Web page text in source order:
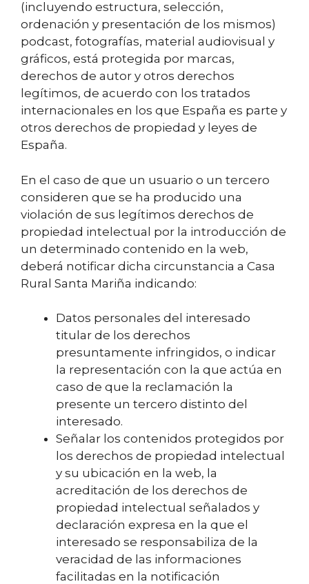
(incluyendo estructura, selección,
ordenación y presentación de los mismos)
podcast, fotografías, material audiovisual y
gráficos, está protegida por marcas,
derechos de autor y otros derechos
legítimos, de acuerdo con los tratados
internacionales en los que España es parte y
otros derechos de propiedad y leyes de
España.
En el caso de que un usuario o un tercero
consideren que se ha producido una
violación de sus legítimos derechos de
propiedad intelectual por la introducción de
un determinado contenido en la web,
deberá notificar dicha circunstancia a Casa
Rural Santa Mariña indicando:
Datos personales del interesado
titular de los derechos
presuntamente infringidos, o indicar
la representación con la que actúa en
caso de que la reclamación la
presente un tercero distinto del
interesado.
Señalar los contenidos protegidos por
los derechos de propiedad intelectual
y su ubicación en la web, la
acreditación de los derechos de
propiedad intelectual señalados y
declaración expresa en la que el
interesado se responsabiliza de la
veracidad de las informaciones
facilitadas en la notificación